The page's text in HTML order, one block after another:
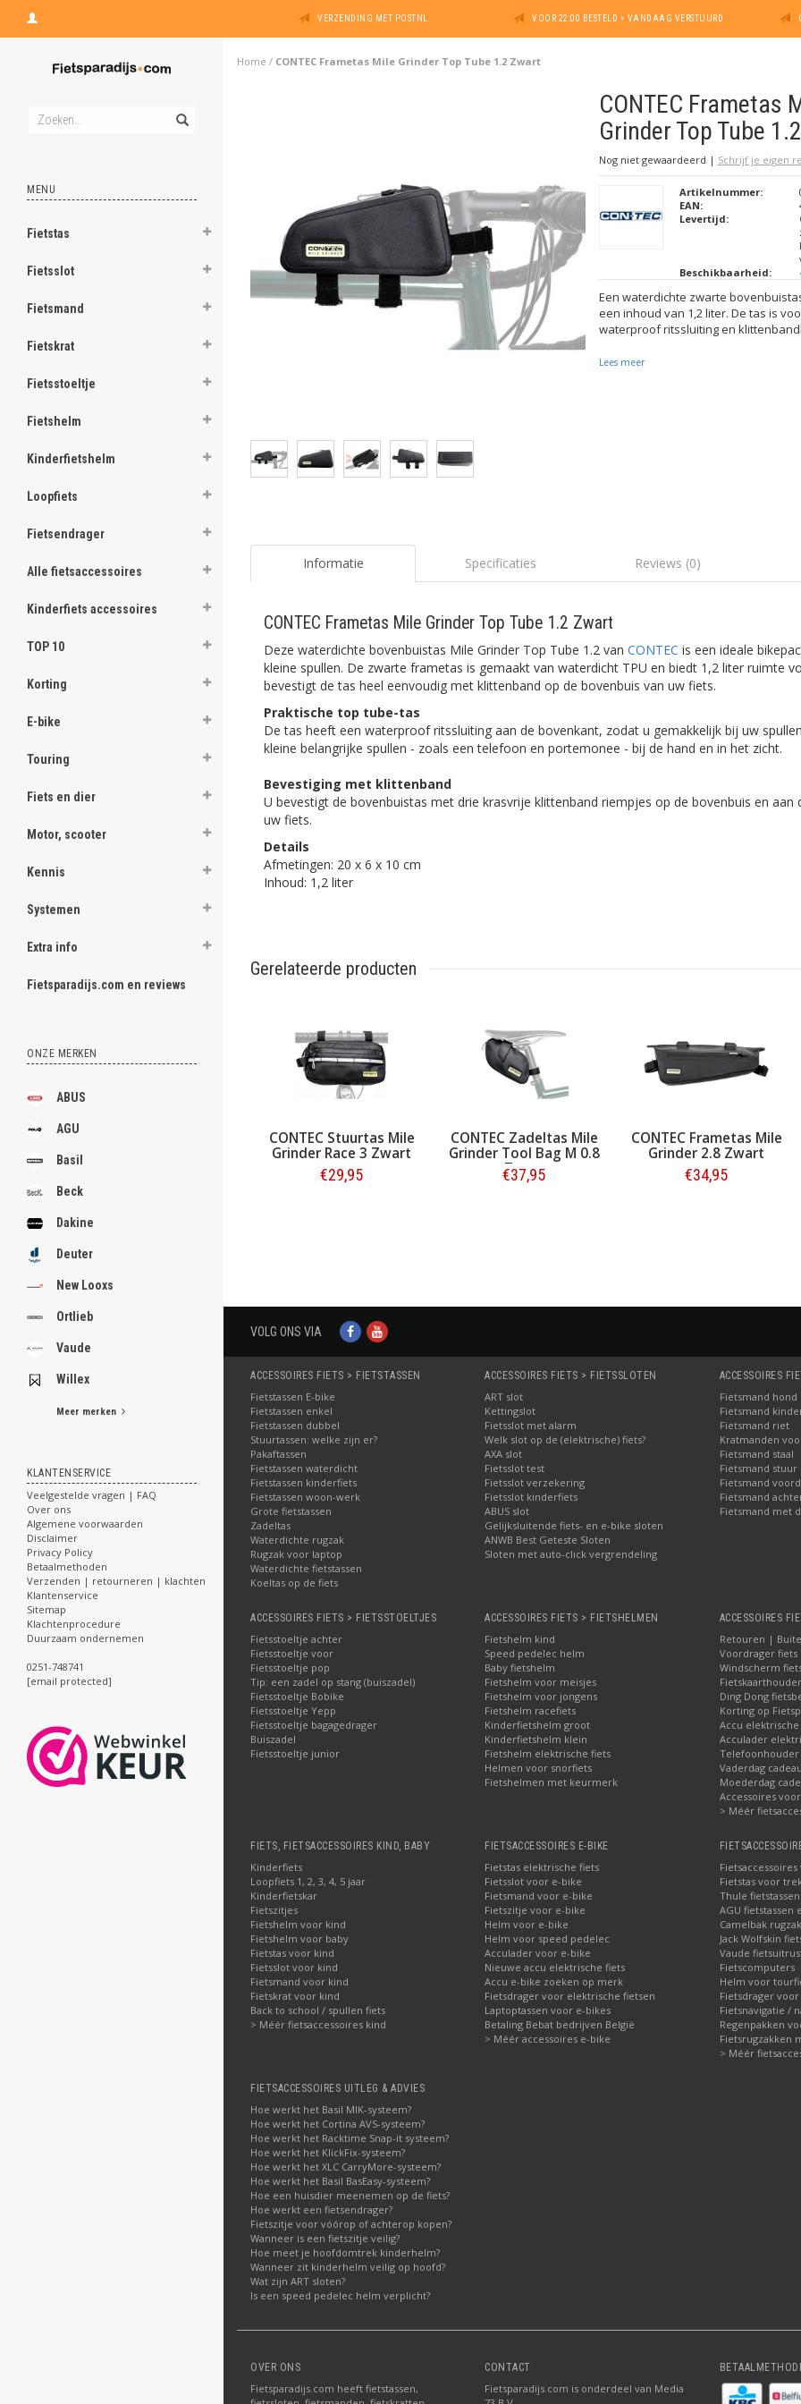
VERZENDING MET POSTNL VOOR 22:00 BESTELD = VANDAAG VERSTUURD
MENU
Fietstas
Fietsslot
Fietsmand
Fietskrat
Fietsstoeltje
Fietshelm
Kinderfietshelm
Loopfiets
Fietsendrager
Alle fietsaccessoires
Kinderfiets accessoires
TOP 10
Korting
E-bike
Touring
Fiets en dier
Motor, scooter
Kennis
Systemen
Extra info
Fietsparadijs.com en reviews
ONZE MERKEN
ABUS
AGU
Basil
Beck
Dakine
Deuter
New Looxs
Ortlieb
Vaude
Willex
Meer merken
KLANTENSERVICE
Veelgestelde vragen | FAQ
Over ons
Algemene voorwaarden
Disclaimer
Privacy Policy
Betaalmethoden
Verzenden | retourneren | klachten
Klantenservice
Sitemap
Klachtenprocedure
Duurzaam ondernemen
0251-748741
[email protected]
Home / CONTEC Frametas Mile Grinder Top Tube 1.2 Zwart
CONTEC Frametas
Grinder Top Tube
Nog niet gewaardeerd | Schrijf je eigen
Artikelnummer:
EAN:
Levertijd:
Beschikbaarheid:
Een waterdichte zwarte
een inhoud van 1,2 liter. De tas is
waterproof ritssluiting en
Lees meer
Informatie Specificaties Reviews (0)
CONTEC Frametas Mile Grinder Top Tube 1.2 Zwart
Deze waterdichte bovenbuistas Mile Grinder Top Tube 1.2 van CONTEC is een ideale
kleine spullen. De zwarte frametas is gemaakt van waterdicht TPU en biedt 1,2 liter ruimte
bevestigt de tas heel eenvoudig met klittenband op de bovenbuis van uw fiets.
Praktische top tube-tas
De tas heeft een waterproof ritssluiting aan de bovenkant, zodat u gemakkelijk bij uw
kleine belangrijke spullen - zoals een telefoon en portemonee - bij de hand en in het zicht.
Bevestiging met klittenband
U bevestigt de bovenbuistas met drie krasvrije klittenband riempjes op de bovenbuis en aan
uw fiets.
Details
Afmetingen: 20 x 6 x 10 cm
Inhoud: 1,2 liter
Gerelateerde producten
AGU Venture Frame-
pack Top Tube Zwart
CONTEC Stuurtas Mile
Grinder Race 3 Zwart
€29,95
CONTEC Zadeltas Mile
Grinder Tool Bag M 0.8
Zwart
€37,95
CONTEC Frametas Mile
Grinder 2.8 Zwart
€34,95
VOLG ONS VIA
ACCESSOIRES FIETS > FIETSTASSEN
Fietstassen E-bike
Fietstassen enkel
Fietstassen dubbel
Stuurtassen: welke zijn er?
Pakaftassen
Fietstassen waterdicht
Fietstassen kinderfiets
Fietstassen woon-werk
Grote fietstassen
Zadeltas
Waterdichte rugzak
Rugzak voor laptop
Waterdichte fietstassen
Koeltas op de fiets
ACCESSOIRES FIETS > FIETSSLOTEN
ART slot
Kettingslot
Fietsslot met alarm
Welk slot op de (elektrische) fiets?
AXA slot
Fietsslot test
Fietsslot verzekering
Fietsslot kinderfiets
ABUS slot
Gelijksluitende fiets- en e-bike sloten
ANWB Best Geteste Sloten
Sloten met auto-click vergrendeling
ACCESSOIRES
Fietsmand hond
Fietsmand
Fietsmand riet
Kratmanden
Fietsmand staal
Fietsmand stuur
Fietsmand
Fietsmand
Fietsmand met
ACCESSOIRES FIETS > FIETSSTOELTJES
Fietsstoeltje achter
Fietsstoeltje voor
Fietsstoeltje pop
Tip: een zadel op stang (buiszadel)
Fietsstoeltje Bobike
Fietsstoeltje Yepp
Fietsstoeltje bagagedrager
Buiszadel
Fietsstoeltje junior
ACCESSOIRES FIETS > FIETSHELMEN
Fietshelm kind
Speed pedelec helm
Baby fietshelm
Fietshelm voor meisjes
Fietshelm voor jongens
Fietshelm racefiets
Kinderfietshelm groot
Kinderfietshelm klein
Fietshelm elektrische fiets
Helmen voor snorfiets
Fietshelmen met keurmerk
ACCESSOIRES
Retouren |
Voordrager fiets
Windscherm
Fietskaarthouder
Ding Dong
Korting op
Accu
Acculader
Telefoonhouder
Vaderdag
Moederdag
Accessoires
> Méér
FIETS, FIETSACCESSOIRES KIND, BABY
Kinderfiets
Loopfiets 1, 2, 3, 4, 5 jaar
Kinderfietskar
Fietszitjes
Fietshelm voor kind
Fietshelm voor baby
Fietstas voor kind
Fietsslot voor kind
Fietsmand voor kind
Fietskrat voor kind
Back to school / spullen fiets
> Méér fietsaccessoires kind
FIETSACCESSOIRES E-BIKE
Fietstas elektrische fiets
Fietsslot voor e-bike
Fietsmand voor e-bike
Fietszitje voor e-bike
Helm voor e-bike
Helm voor speed pedelec
Acculader voor e-bike
Nieuwe accu elektrische fiets
Accu e-bike zoeken op merk
Fietsdrager voor elektrische fietsen
Laptoptassen voor e-bikes
Betaling Bebat bedrijven België
> Méér accessoires e-bike
Fietstas voor
Thule
AGU fietstassen
Camelbak
Jack Wolfskin
Vaude
Fietscomputers
Helm voor
Fietsdrager
Fietsnavigatie /
Regenpakken
Fietsrugzakken
> Méér
FIETSACCESSOIRES UITLEG & ADVIES
Hoe werkt het Basil MIK-systeem?
Hoe werkt het Cortina AVS-systeem?
Hoe werkt het Racktime Snap-it systeem?
Hoe werkt het KlickFix-systeem?
Hoe werkt het XLC CarryMore-systeem?
Hoe werkt het Basil BasEasy-systeem?
Hoe een huisdier meenemen op de fiets?
Hoe werkt een fietsendrager?
Fietszitje voor vóórop of achterop kopen?
Wanneer is een fietszitje veilig?
Hoe meet je hoofdomtrek kinderhelm?
Wanneer zit kinderhelm veilig op hoofd?
Wat zijn ART sloten?
Is een speed pedelec helm verplicht?
OVER ONS
Fietsparadijs.com heeft fietstassen,
CONTACT
Fietsparadijs.com is onderdeel van Media